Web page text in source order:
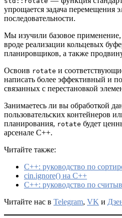
упрощается задача перемещения
последовательности.
Мы изучили базовое применение,
вроде реализации кольцевых
планировщиков, а также
Освоив rotate и
написать более эффективный и
связанных с перестановкой
Занимаетесь ли вы обработкой
пользовательских контейнеров
планирования, rotate будет
арсенале C++.
Читайте также:
C++: руководство по
cin.ignore() на C++
C++: руководство по
Читайте нас в Telegram, VK и